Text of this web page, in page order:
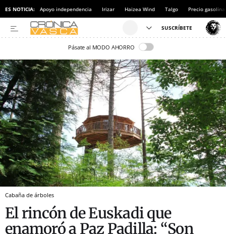
ES NOTICIA: Apoyo independencia Irizar Haizea Wind Talgo Precio gasolina
Pásate al MODO AHORRO
Cabaña de árboles
El rincón de Euskadi que
enamoró a Paz Padilla: “Son